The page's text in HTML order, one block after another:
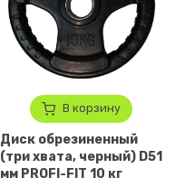
В корзину
Диск обрезиненный
(три хвата, черный) D51
мм PROFI-FIT 10 кг